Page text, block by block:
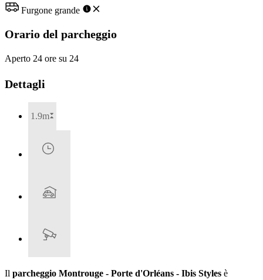
Furgone grande
Orario del parcheggio
Aperto 24 ore su 24
Dettagli
1.9m
Il parcheggio Montrouge - Porte d'Orléans - Ibis Styles è